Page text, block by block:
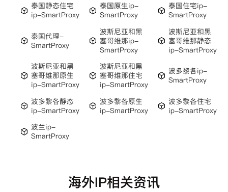
泰国静态住宅
ip-SmartProxy
泰国原生ip-
SmartProxy
泰国住宅ip-
SmartProxy
泰国代理-
SmartProxy
波斯尼亚和黑
塞哥维那ip-
SmartProxy
波斯尼亚和黑
塞哥维那静态
ip-SmartProxy
波斯尼亚和黑
塞哥维那原生
ip-SmartProxy
波斯尼亚和黑
塞哥维那住宅
ip-SmartProxy
波多黎各ip-
SmartProxy
波多黎各静态
ip-SmartProxy
波多黎各原生
ip-SmartProxy
波多黎各住宅
ip-SmartProxy
波兰ip-
SmartProxy
海外IP相关资讯